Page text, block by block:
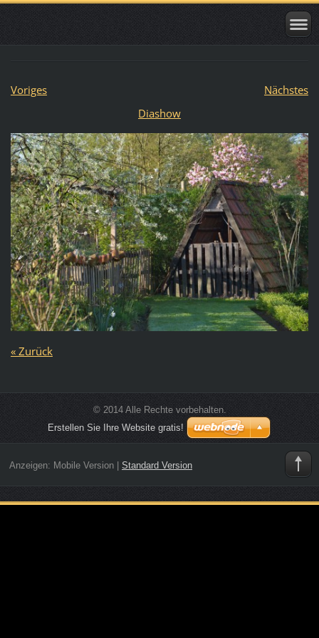
Voriges
Nächstes
Diashow
« Zurück
© 2014 Alle Rechte vorbehalten.
Erstellen Sie Ihre Website gratis!
Anzeigen: Mobile Version| Standard Version